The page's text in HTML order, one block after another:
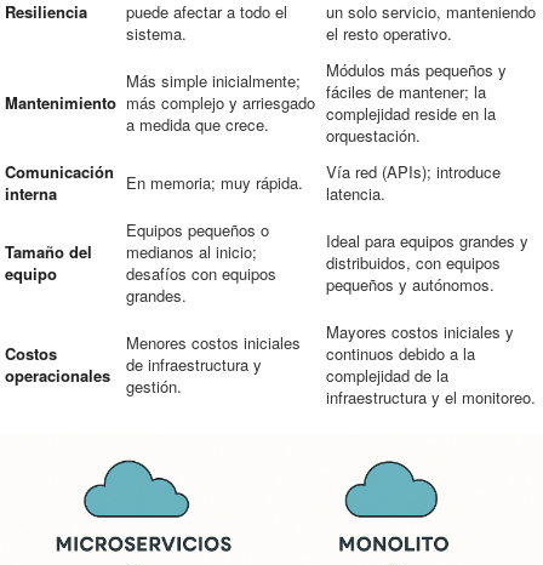
Resiliencia
puede afectar a todo el
sistema.
un solo servicio, manteniendo
el resto operativo.
Mantenimiento
Más simple inicialmente;
más complejo y arriesgado
a medida que crece.
Módulos más pequeños y
fáciles de mantener; la
complejidad reside en la
orquestación.
Comunicación
interna
En memoria; muy rápida.
Vía red (APIs); introduce
latencia.
Tamaño del
equipo
Equipos pequeños o
medianos al inicio;
desafíos con equipos
grandes.
Ideal para equipos grandes y
distribuidos, con equipos
pequeños y autónomos.
Costos
operacionales
Menores costos iniciales
de infraestructura y
gestión.
Mayores costos iniciales y
continuos debido a la
complejidad de la
infraestructura y el monitoreo.